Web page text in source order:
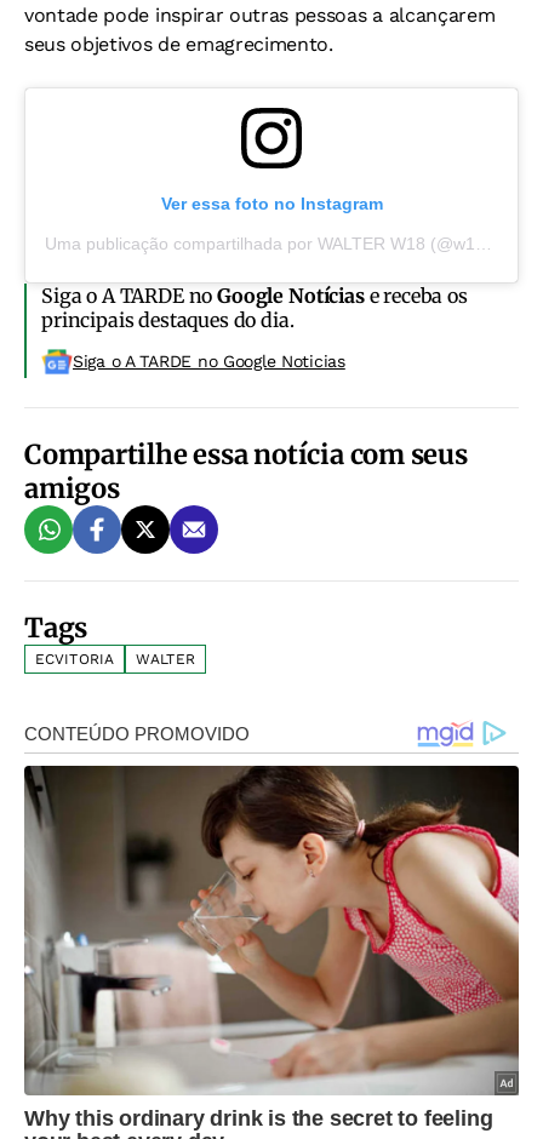
vontade pode inspirar outras pessoas a alcançarem
seus objetivos de emagrecimento.
Ver essa foto no Instagram
Siga o A TARDE noGoogle Notíciase receba os
principais destaques do dia.
Siga o A TARDE no Google Noticias
Compartilhe essa notícia com seus
amigos
Tags
ECVITORIA WALTER